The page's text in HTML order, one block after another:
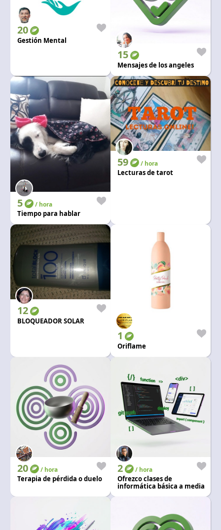
20
Gestión Mental
15
Mensajes de los angeles
5 / hora
Tiempo para hablar
59 / hora
Lecturas de tarot
12
BLOQUEADOR SOLAR
1
Oriflame
20 / hora
Terapia de pérdida o duelo
2 / hora
Ofrezco clases de
informática básica a media